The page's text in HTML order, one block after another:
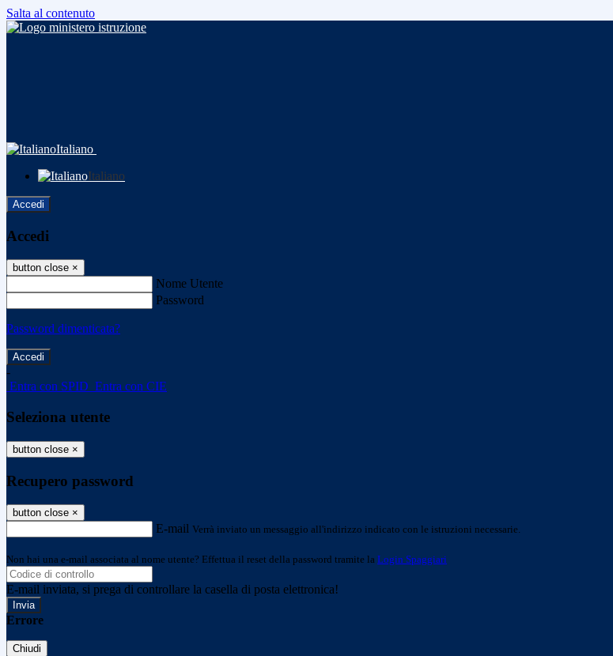
Salta al contenuto
Italiano
Italiano
Accedi
Accedi
button close ×
Nome Utente
Password
Password dimenticata?
-
Entra con SPID Entra con CIE
Seleziona utente
button close ×
Recupero password
button close ×
E-mail Verrà inviato un messaggio all'indirizzo indicato con le istruzioni necessarie.
Non hai una e-mail associata al nome utente? Effettua il reset della password tramite la Login Spaggiari
E-mail inviata, si prega di controllare la casella di posta elettronica!
Errore
Chiudi